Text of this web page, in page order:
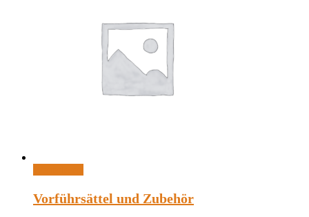
gewählt
werden
Vorführsättel und Zubehör